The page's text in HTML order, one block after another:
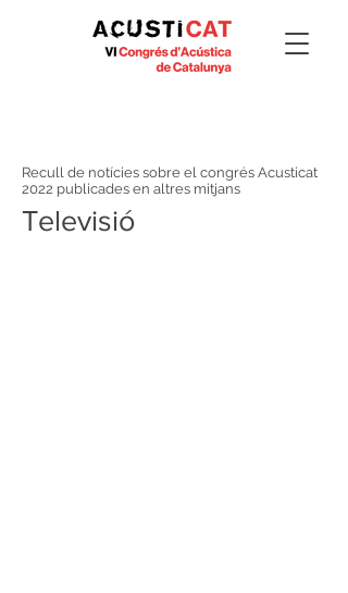
Recull de notícies sobre el congrés Acusticat
2022 publicades en altres mitjans
Televisió